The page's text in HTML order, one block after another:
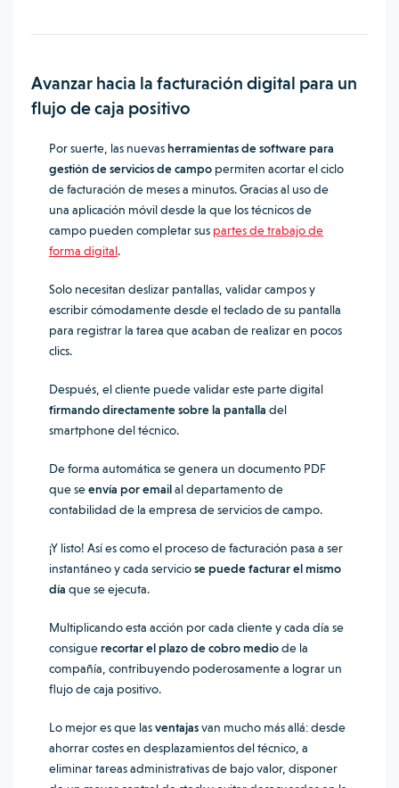
Avanzar hacia la facturación digital para un
flujo de caja positivo
Por suerte, las nuevasherramientas de software para
gestión de servicios de campo permiten acortar el ciclo
de facturación de meses a minutos.Gracias al uso de
una aplicación móvil desde la que los técnicos de
campo pueden completar sus partes de trabajo de
forma digital.
Solo necesitan deslizar pantallas, validar campos y
escribir cómodamente desde el teclado de su pantalla
para registrar la tarea que acaban de realizar en pocos
clics.
Después, el cliente puede validar este parte digital
firmando directamente sobre la pantalla del
smartphone del técnico.
De forma automática se genera un documento PDF
que seenvía por emailal departamento de
contabilidad de la empresa de servicios de campo.
¡Y listo! Así es como el proceso de facturación pasa a ser
instantáneo y cada serviciose puede facturar el mismo
día que se ejecuta.
Multiplicando esta acción por cada cliente y cada día se
consiguerecortar el plazo de cobro mediode la
compañía, contribuyendo poderosamente a lograr un
flujo de caja positivo.
Lo mejor es que lasventajasvan mucho más allá: desde
ahorrar costes en desplazamientos del técnico, a
eliminar tareas administrativas de bajo valor, disponer